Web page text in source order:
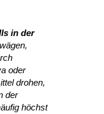
in der
oder
drohen,
der
höchst